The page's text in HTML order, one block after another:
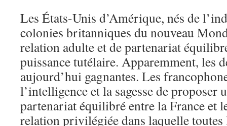
Les États-Unis d’Amérique, nés de
colonies britanniques du nouveau
relation adulte et de partenariat
puissance tutélaire. Apparemment, les
aujourd’hui gagnantes. Les
l’intelligence et la sagesse de proposer
partenariat équilibré entre la France et
relation privilégiée dans laquelle